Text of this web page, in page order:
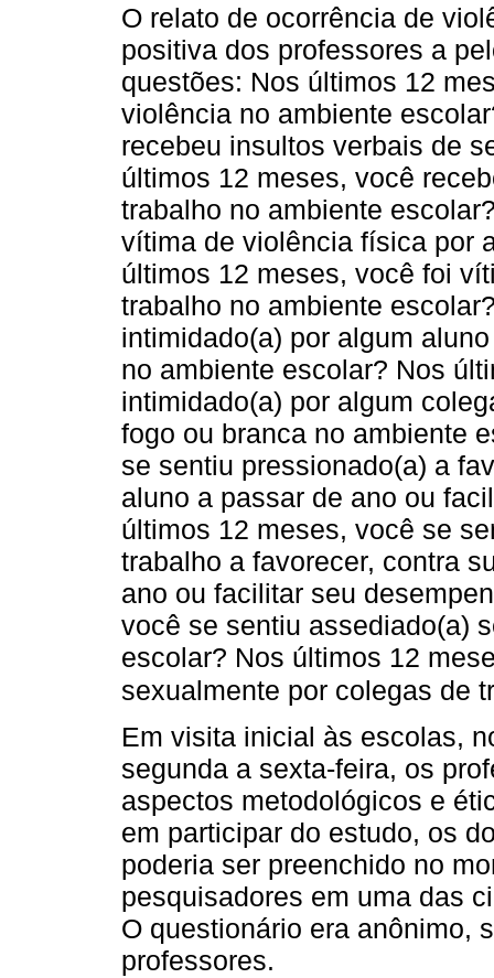
O relato de ocorrência de
positiva dos professores a
questões: Nos últimos 12
violência no ambiente
recebeu insultos verbais de
últimos 12 meses, você
trabalho no ambiente
vítima de violência física por
últimos 12 meses, você foi
trabalho no ambiente
intimidado(a) por algum
no ambiente escolar? Nos
intimidado(a) por algum
fogo ou branca no ambiente
se sentiu pressionado(a) a
aluno a passar de ano ou
últimos 12 meses, você se
trabalho a favorecer, contra
ano ou facilitar seu
você se sentiu assediado(a)
escolar? Nos últimos 12
sexualmente por colegas de
Em visita inicial às escolas,
segunda a sexta-feira, os
aspectos metodológicos e
em participar do estudo, os
poderia ser preenchido no
pesquisadores em uma das
O questionário era anônimo,
professores.